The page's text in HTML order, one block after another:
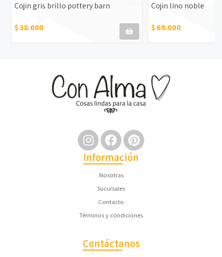
Cojin gris brillo pottery barn
$ 38.000
Cojin lino noble
$ 69.000
Información
Nosotras
Sucursales
Contacto
Términos y condiciones
Contáctanos